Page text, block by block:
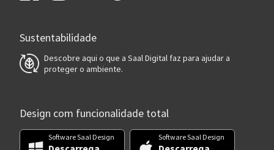
Sustentabilidade
Descobre aqui o que a Saal Digital faz para ajudar a
proteger o ambiente.
Design com funcionalidade total
Software Saal Design Software Saal Design